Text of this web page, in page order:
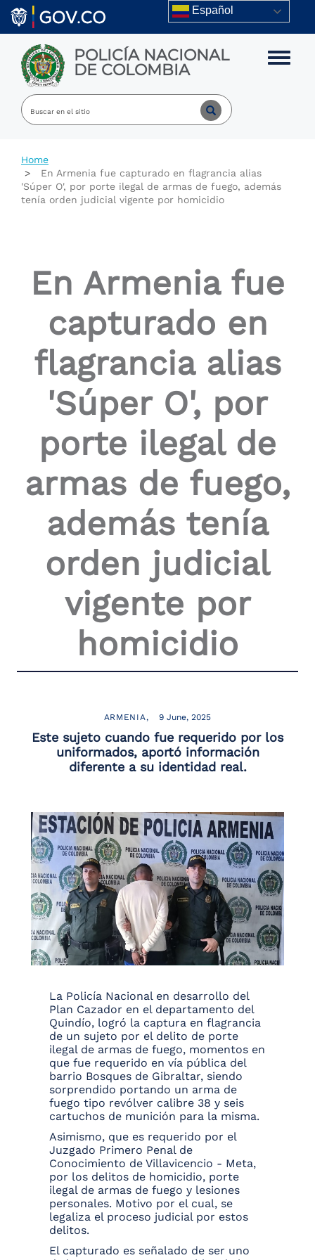
Skip to main content Español
POLICÍA NACIONAL
DE COLOMBIA Toggle
Home
En Armenia fue capturado en flagrancia alias
'Súper O', por porte ilegal de armas de fuego, además
tenía orden judicial vigente por homicidio
En Armenia fue
capturado en
flagrancia alias
'Súper O', por
porte ilegal de
armas de fuego,
además tenía
orden judicial
vigente por
homicidio
ARMENIA 9 June, 2025
Este sujeto cuando fue requerido por los
uniformados, aportó información
diferente a su identidad real.
La Policía Nacional en desarrollo del
Plan Cazador en el departamento del
Quindío, logró la captura en flagrancia
de un sujeto por el delito de porte
ilegal de armas de fuego, momentos en
que fue requerido en vía pública del
barrio Bosques de Gibraltar, siendo
sorprendido portando un arma de
fuego tipo revólver calibre 38 y seis
cartuchos de munición para la misma.
Asimismo, que es requerido por el
Juzgado Primero Penal de
Conocimiento de Villavicencio - Meta,
por los delitos de homicidio, porte
ilegal de armas de fuego y lesiones
personales. Motivo por el cual, se
legaliza el proceso judicial por estos
delitos.
El capturado es señalado de ser uno